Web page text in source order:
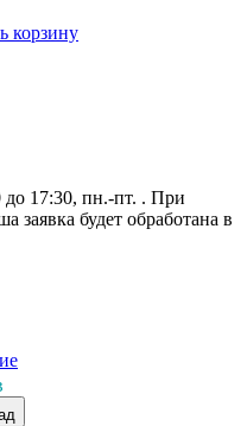
корзину
17:30, пн.-пт. . При
заявка будет обработана в